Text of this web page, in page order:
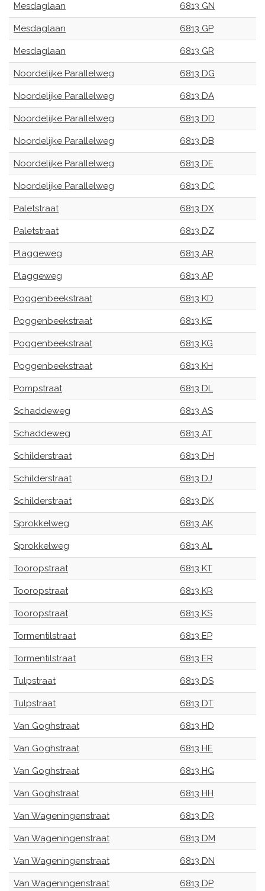
Mesdaglaan 6813 GN
Mesdaglaan 6813 GP
Mesdaglaan 6813 GR
Noordelijke Parallelweg 6813 DG
Noordelijke Parallelweg 6813 DA
Noordelijke Parallelweg 6813 DD
Noordelijke Parallelweg 6813 DB
Noordelijke Parallelweg 6813 DE
Noordelijke Parallelweg 6813 DC
Paletstraat 6813 DX
Paletstraat 6813 DZ
Plaggeweg 6813 AR
Plaggeweg 6813 AP
Poggenbeekstraat 6813 KD
Poggenbeekstraat 6813 KE
Poggenbeekstraat 6813 KG
Poggenbeekstraat 6813 KH
Pompstraat 6813 DL
Schaddeweg 6813 AS
Schaddeweg 6813 AT
Schilderstraat 6813 DH
Schilderstraat 6813 DJ
Schilderstraat 6813 DK
Sprokkelweg 6813 AK
Sprokkelweg 6813 AL
Tooropstraat 6813 KT
Tooropstraat 6813 KR
Tooropstraat 6813 KS
Tormentilstraat 6813 EP
Tormentilstraat 6813 ER
Tulpstraat 6813 DS
Tulpstraat 6813 DT
Van Goghstraat 6813 HD
Van Goghstraat 6813 HE
Van Goghstraat 6813 HG
Van Goghstraat 6813 HH
Van Wageningenstraat 6813 DR
Van Wageningenstraat 6813 DM
Van Wageningenstraat 6813 DN
Van Wageningenstraat 6813 DP